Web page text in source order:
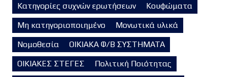
Κατηγορίες συχνών ερωτήσεων
Κουφώματα
Μη κατηγοριοποιημένο
Μονωτικά υλικά
Νομοθεσία
ΟΙΚΙΑΚΑ Φ/Β ΣΥΣΤΗΜΑΤΑ
ΟΙΚΙΑΚΕΣ ΣΤΕΓΕΣ
Πολιτική Ποιότητας